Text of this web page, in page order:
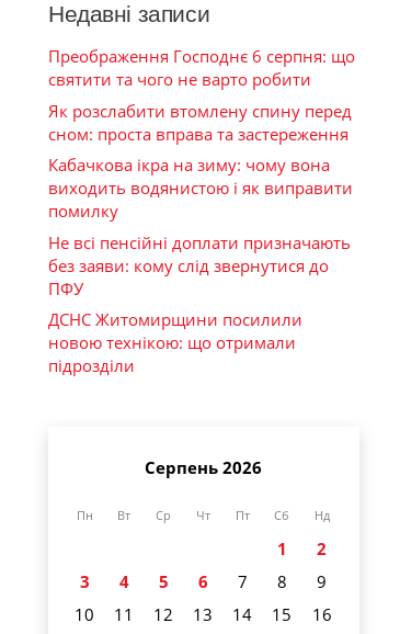
Недавні записи
Преображення Господнє 6 серпня: що
святити та чого не варто робити
Як розслабити втомлену спину перед
сном: проста вправа та застереження
Кабачкова ікра на зиму: чому вона
виходить водянистою і як виправити
помилку
Не всі пенсійні доплати призначають
без заяви: кому слід звернутися до
ПФУ
ДСНС Житомирщини посилили
новою технікою: що отримали
підрозділи
Серпень 2026
Пн Вт Ср Чт Пт Сб Нд
1
2
3
4 5 6 7 8
9
10
11 12 13 14 15
16